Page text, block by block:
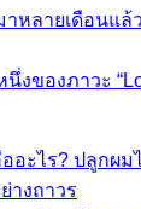
หลายเดือนแล้
งของภาวะ
อะไร? ปลูกผม
างถาวร